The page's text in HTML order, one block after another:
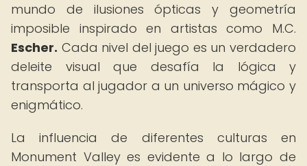
mundo de ilusiones ópticas y geometría
imposible inspirado en artistas como M.C.
Escher. Cada nivel del juego es un verdadero
deleite visual que desafía la lógica y
transporta al jugador a un universo mágico y
enigmático.
La influencia de diferentes culturas en
Monument Valley es evidente a lo largo de